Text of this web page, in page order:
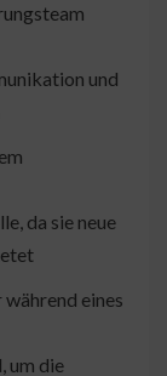
und
da sie neue
eines
um die